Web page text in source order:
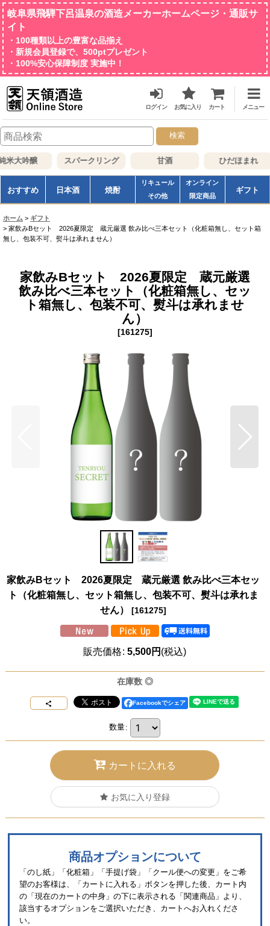
岐阜県飛騨下呂温泉の酒造メーカーホームページ・通販サ
イト
・100種類以上の豊富な品揃え
・新規会員登録で、500ptプレゼント
・100%安心保障制度 実施中！
ログイン お気に入り カート メニュー
検索
大吟醸 スパークリング 甘酒 ひだほまれ
おすすめ 日本酒 焼酎
リキュール
その他
オンライン
限定商品
ギフト
ホーム > ギフト
> 家飲みBセット 2026夏限定 蔵元厳選 飲み比べ三本セット（化粧箱無し、セット箱
無し、包装不可、熨斗は承れません）
家飲みBセット 2026夏限定 蔵元厳選
飲み比べ三本セット（化粧箱無し、セッ
ト箱無し、包装不可、熨斗は承れませ
ん）
[161275]
家飲みBセット 2026夏限定 蔵元厳選 飲み比べ三本セッ
ト（化粧箱無し、セット箱無し、包装不可、熨斗は承れま
せん）
[161275]
販売価格: 5,500円 (税込)
在庫数 ◎
Facebookでシェア
数量:
カートに入れる
お気に入り登録
商品オプションについて
「のし紙」「化粧箱」「手提げ袋」「クール便への変更」をご希
望のお客様は、「カートに入れる」ボタンを押した後、カート内
の「現在のカートの中身」の下に表示される「関連商品」より、
該当するオプションをご選択いただき、カートへお入れくださ
い。